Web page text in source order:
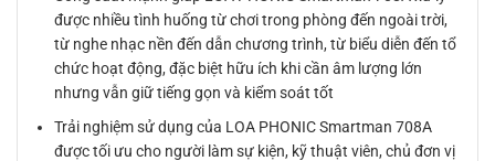
được nhiều tình huống từ chơi trong phòng đến ngoài trời,
từ nghe nhạc nền đến dẫn chương trình, từ biểu diễn đến tổ
chức hoạt động, đặc biệt hữu ích khi cần âm lượng lớn
nhưng vẫn giữ tiếng gọn và kiểm soát tốt
Trải nghiệm sử dụng của LOA PHONIC Smartman 708A
được tối ưu cho người làm sự kiện, kỹ thuật viên, chủ đơn vị